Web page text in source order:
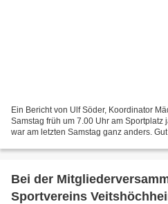
Ein Bericht von Ulf Söder, Koordinator
Samstag früh um 7.00 Uhr am Sportplatz
war am letzten Samstag ganz anders.
Bei der
Sportvereins